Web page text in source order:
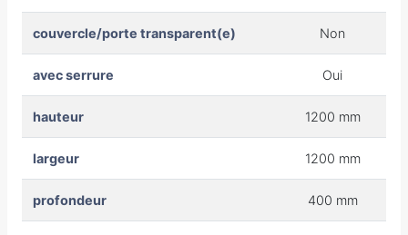
couvercle/porte transparent(e) Non
avec serrure Oui
hauteur 1200 mm
largeur 1200 mm
profondeur 400 mm